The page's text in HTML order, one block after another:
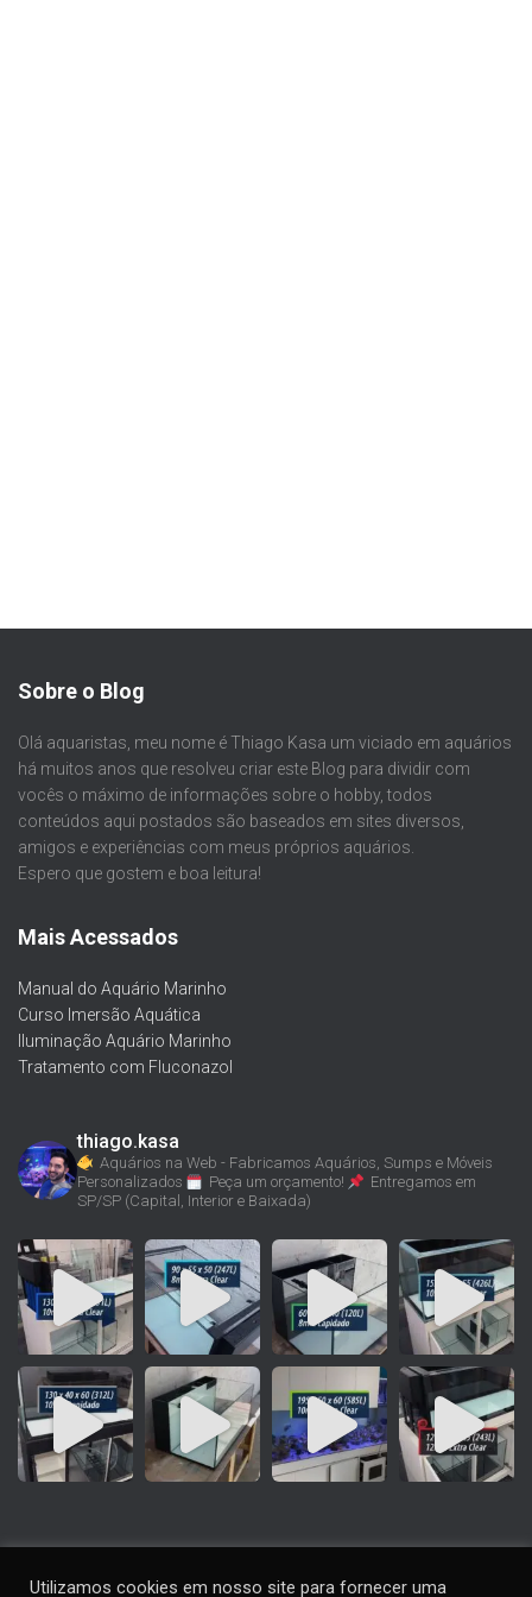
Sobre o Blog
Olá aquaristas, meu nome é Thiago Kasa um viciado em aquários
há muitos anos que resolveu criar este Blog para dividir com
vocês o máximo de informações sobre o hobby, todos
conteúdos aqui postados são baseados em sites diversos,
amigos e experiências com meus próprios aquários.
Espero que gostem e boa leitura!
Mais Acessados
Manual do Aquário Marinho
Curso Imersão Aquática
Iluminação Aquário Marinho
Tratamento com Fluconazol
thiago.kasa
Aquários na Web - Fabricamos Aquários, Sumps e Móveis
Personalizados
Peça um orçamento!
Entregamos em
SP/SP (Capital, Interior e Baixada)
Utilizamos cookies em nosso site para fornecer uma